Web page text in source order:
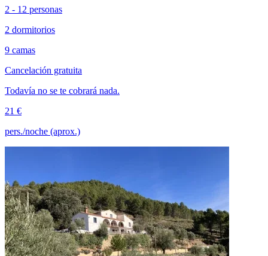
2 - 12 personas
2 dormitorios
9 camas
Cancelación gratuita
Todavía no se te cobrará nada.
21 €
pers./noche (aprox.)